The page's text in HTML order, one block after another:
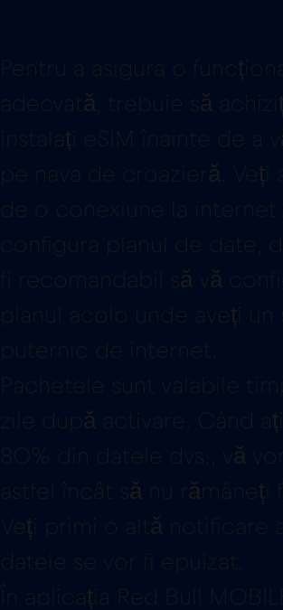
Pentru a asigura o
adecvată, trebuie să
instalați eSIM înainte de a
pe nava de croazieră. Veți
de o conexiune la
configura planul de date,
fi recomandabil să vă
planul acolo unde aveți un
puternic de internet.
Pachetele sunt valabile
zile după activare. Când
80% din datele dvs., vă
astfel încât să nu rămâneți
Veți primi o altă notificare
datele se vor fi epuizat.
În aplicația Red Bull